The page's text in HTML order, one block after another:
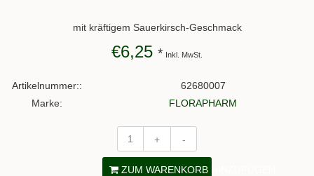
mit kräftigem Sauerkirsch-Geschmack
€6,25 * Inkl. MwSt.
Artikelnummer::
62680007
Marke:
FLORAPHARM
+ -
ZUM WARENKORB HINZUFÜGEN